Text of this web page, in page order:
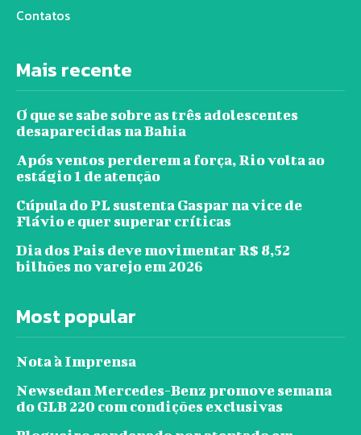
Contatos
Mais recente
O que se sabe sobre as três adolescentes
desaparecidas na Bahia
Após ventos perderem a força, Rio volta ao
estágio 1 de atenção
Cúpula do PL sustenta Gaspar na vice de
Flávio e quer superar críticas
Dia dos Pais deve movimentar R$ 8,52
bilhões no varejo em 2026
Most popular
Nota à Imprensa
Newsedan Mercedes-Benz promove semana
do GLB 220 com condições exclusivas